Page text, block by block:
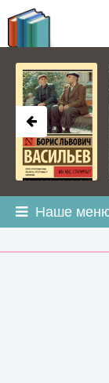
Наше
BOOK